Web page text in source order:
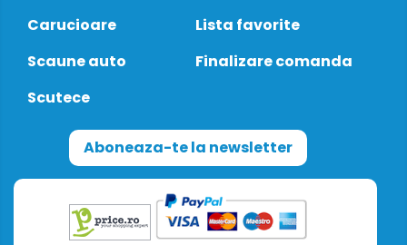
Carucioare
Scaune auto
Scutece
Lista favorite
Finalizare comanda
Aboneaza-te la newsletter